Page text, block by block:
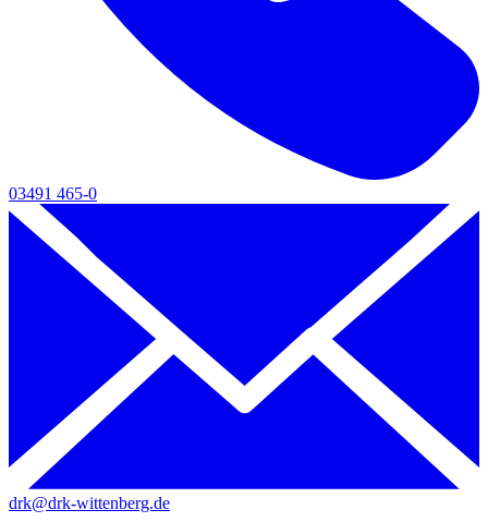
03491 465-0
drk@drk-wittenberg.de